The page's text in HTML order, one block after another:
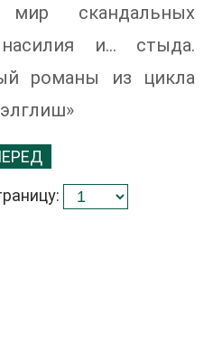
скандальных
и… стыда.
романы из цикла